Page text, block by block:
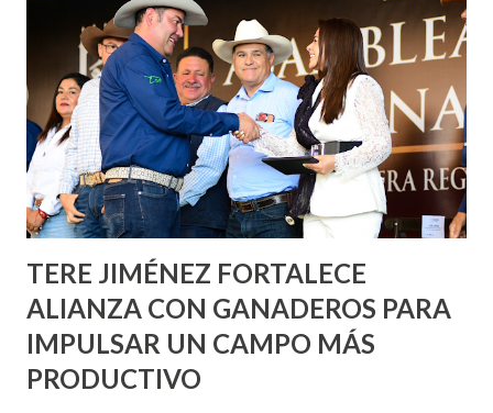
metros cuadrados de pintura, para dar inicio en la calle
Nieto, entre Jesús F. Elizondo y la calle 22 de Octubre, con
lo que se aplicará pintura en 66 casas. Posteriormente se
llevará este programa a Villas de Nuestra Señora de la
Asunción, Avenida Alameda y Decreto 27 de Septiembre, en
los edificios FOVISSSTE Ojo de Agua, en la comunidad
Norias de Paso Hondo y en los edificios de...
TERE JIMÉNEZ FORTALECE
ALIANZA CON GANADEROS PARA
IMPULSAR UN CAMPO MÁS
PRODUCTIVO